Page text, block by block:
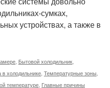
сумках,
устройствах, а также в
Бытовой холодильник
в холодильнике Температурные зоны
температуре Главные причины